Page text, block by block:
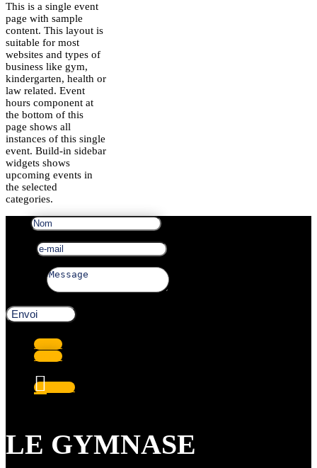
This is a single event
page with sample
content. This layout is
suitable for most
websites and types of
business like gym,
kindergarten, health or
law related. Event
hours component at
the bottom of this
page shows all
instances of this single
event. Build-in sidebar
widgets shows
upcoming events in
the selected
categories.
Envoi
Suivre
Suivre
Suivre
LE GYMNASE